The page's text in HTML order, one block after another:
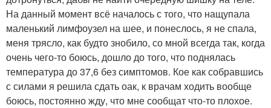
На данный момент всё началось с того, что нащупала
маленький лимфоузел на шее, и понеслось, я не спала,
меня трясло, как будто знобило, со мной всегда так, когда
очень чего-то боюсь, дошло до того, что поднялась
температура до 37,6 без симптомов. Кое как собравшись
с силами я решила сдать оак, к врачам ходить вообще
боюсь, постоянно жду, что мне сообщат что-то плохое.